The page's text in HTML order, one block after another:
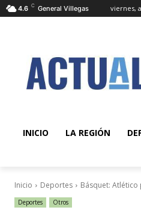
4.6 C General Villegas viernes,
INICIO LA REGIÓN
Inicio Deportes Básquet:
Deportes Otros